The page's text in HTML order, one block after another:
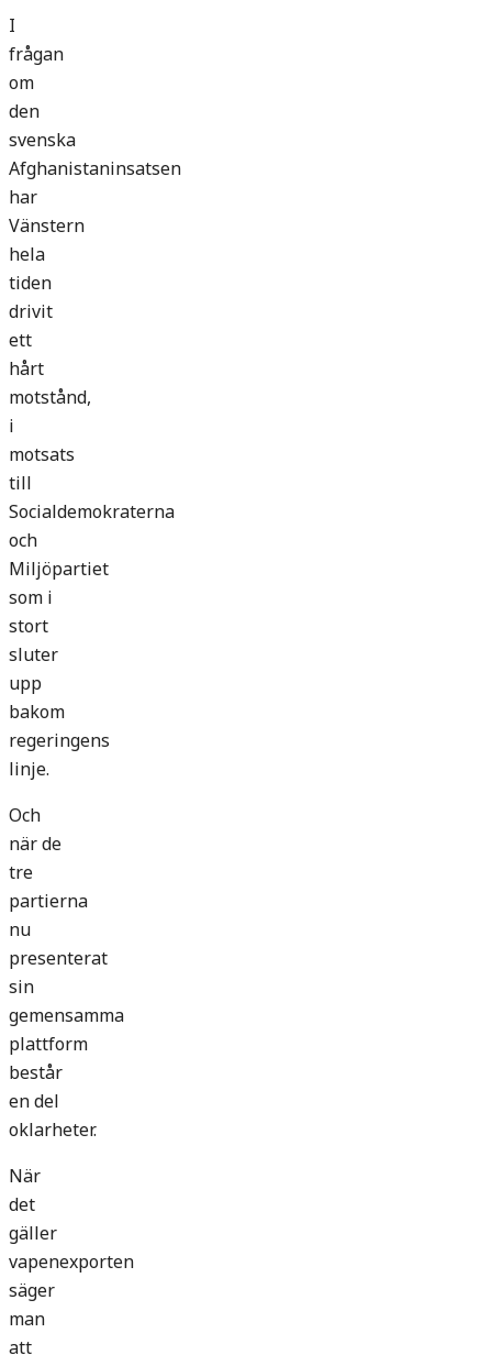
I
frågan
om
den
svenska
Afghanistaninsatsen
har
Vänstern
hela
tiden
drivit
ett
hårt
motstånd,
i
motsats
till
Socialdemokraterna
och
Miljöpartiet
som i
stort
sluter
upp
bakom
regeringens
linje.
Och
när de
tre
partierna
nu
presenterat
sin
gemensamma
plattform
består
en del
oklarheter.
När
det
gäller
vapenexporten
säger
man